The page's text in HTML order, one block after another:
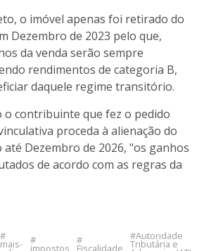
o imóvel apenas foi retirado do
Dezembro de 2023 pelo que,
da venda serão sempre
rendimentos de categoria B,
daquele regime transitório.
o contribuinte que fez o pedido
proceda à alienação do
até Dezembro de 2026, "os ganhos
de acordo com as regras da
mais- impostos Fiscalidade
Autoridade
Tributária e